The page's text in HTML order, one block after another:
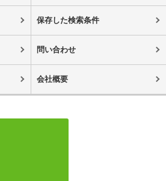
保存した検索条件
問い合わせ
会社概要